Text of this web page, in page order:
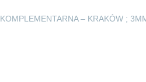
– KRAKÓW ;